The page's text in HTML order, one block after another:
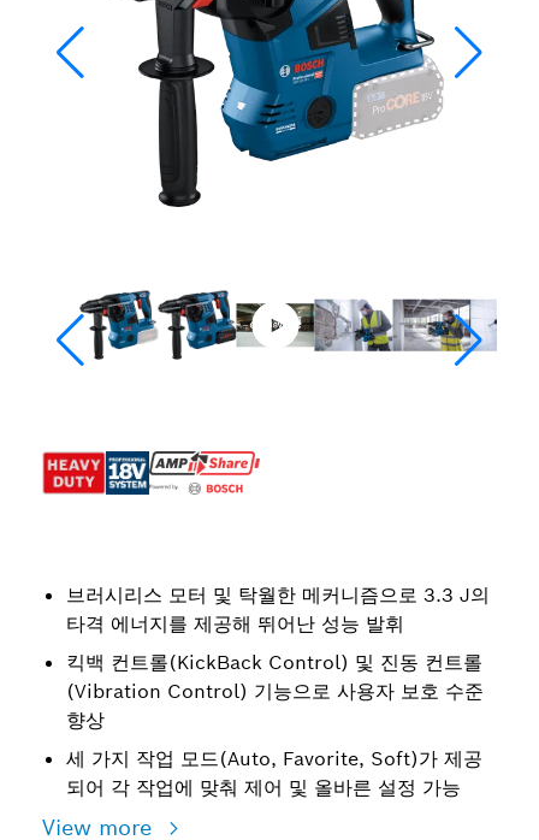
브러시리스 모터 및 탁월한 메커니즘으로 3.3 J의
타격 에너지를 제공해 뛰어난 성능 발휘
킥백 컨트롤(KickBack Control) 및 진동 컨트롤
(Vibration Control) 기능으로 사용자 보호 수준
향상
세 가지 작업 모드(Auto, Favorite, Soft)가 제공
되어 각 작업에 맞춰 제어 및 올바른 설정 가능
View more